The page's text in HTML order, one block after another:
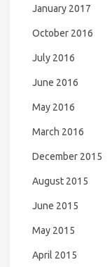
January 2017
October 2016
July 2016
June 2016
May 2016
March 2016
December 2015
August 2015
June 2015
May 2015
April 2015